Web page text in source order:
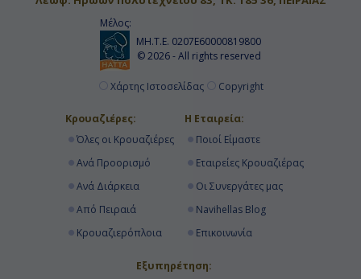
Μέλος:
ΜΗ.Τ.Ε. 0207Ε60000819800
© 2026 - All rights reserved
Χάρτης Ιστοσελίδας Copyright
Κρουαζιέρες:
Όλες οι Κρουαζιέρες
Ανά Προορισμό
Ανά Διάρκεια
Από Πειραιά
Κρουαζιερόπλοια
Η Εταιρεία:
Ποιοί Είμαστε
Εταιρείες Κρουαζιέρας
Οι Συνεργάτες μας
Navihellas Blog
Επικοινωνία
Εξυπηρέτηση: